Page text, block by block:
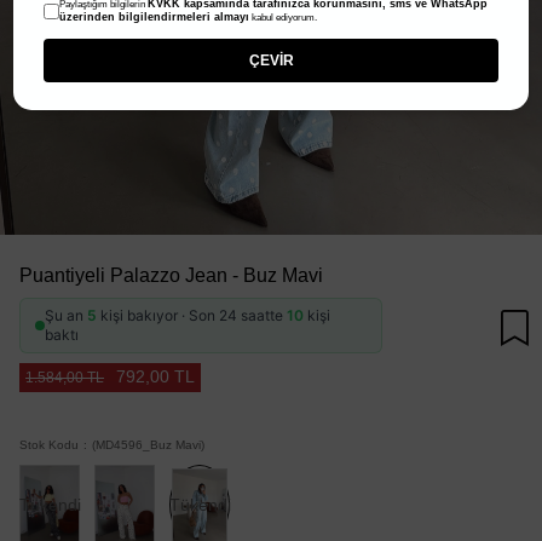
Puantiyeli Palazzo Jean - Buz Mavi
Şu an 5 kişi bakıyor · Son 24 saatte 10 kişi
baktı
1.584,00 TL 792,00 TL
Stok Kodu (MD4596_Buz Mavi)
Tükendi Tükendi
Paylaştığım bilgilerin KVKK kapsamında tarafınızca korunmasını, sms ve WhatsApp
üzerinden bilgilendirmeleri almayı kabul ediyorum.
ÇEVİR